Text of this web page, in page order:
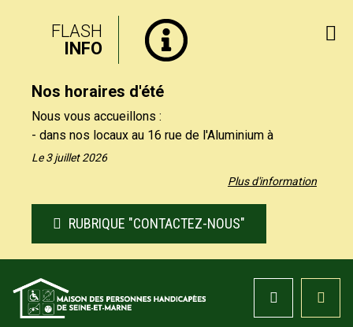
FLASH
INFO
Nos horaires d'été
Plus d'information
Nous vous accueillons :
- dans nos locaux au 16 rue de l'Aluminium à
Savigny-le-Temple uniquement le matin, du lundi au
- par téléphone au 01 64 19 11 40 uniquement
vendredi de 13h30 à 16h.
disposition sur notre site, rubrique "Contactez-nous".
Le 3 juillet 2026
RUBRIQUE "CONTACTEZ-NOUS"